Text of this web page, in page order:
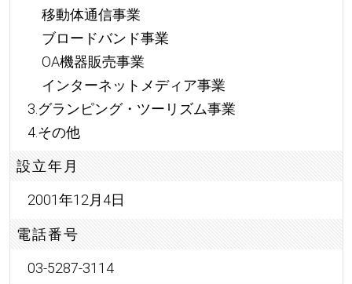
移動体通信事業
ブロードバンド事業
OA機器販売事業
インターネットメディア事業
3.グランピング・ツーリズム事業
4.その他
設立年月
2001年12月4日
電話番号
03-5287-3114